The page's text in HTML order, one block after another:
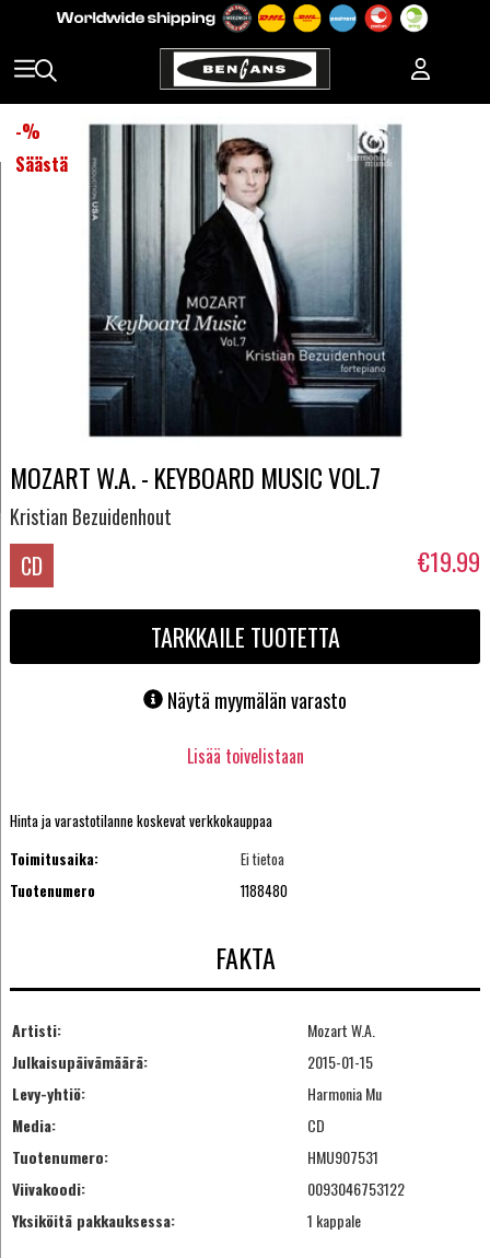
-%
Säästä
MOZART W.A. - KEYBOARD MUSIC VOL.7
Kristian Bezuidenhout
CD €19.99
TARKKAILE TUOTETTA
Näytä myymälän varasto
Lisää toivelistaan
Hinta ja varastotilanne koskevat verkkokauppaa
Toimitusaika:
Ei tietoa
Tuotenumero
1188480
FAKTA
Artisti:
Mozart W.A.
Julkaisupäivämäärä:
2015-01-15
Levy-yhtiö:
Harmonia Mu
Media:
CD
Tuotenumero:
HMU907531
Viivakoodi:
0093046753122
Yksiköitä pakkauksessa:
1 kappale